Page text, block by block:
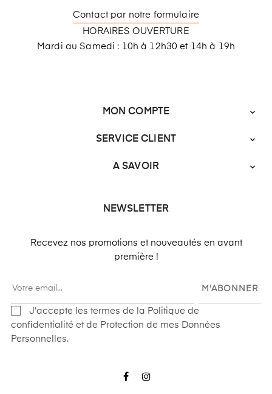
Contact par notre formulaire
HORAIRES OUVERTURE
Mardi au Samedi : 10h à 12h30 et 14h à 19h
MON COMPTE 
SERVICE CLIENT 
A SAVOIR 
NEWSLETTER
Recevez nos promotions et nouveautés en avant
première !
M'ABONNER
J'accepte les termes de la Politique de
confidentialité et de Protection de mes Données
Personnelles.
Facebook